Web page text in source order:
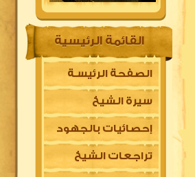
القائمة الرئيسية
الصفحة الرئيسـة
سيرة الشيخ
إحصائيات بالجهود
تراجعات الشيخ